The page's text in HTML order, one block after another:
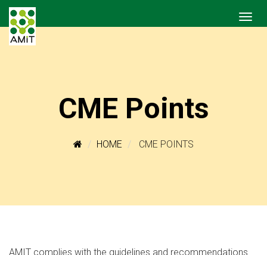
CME Points
HOME CME POINTS
AMIT complies with the guidelines and recommendations